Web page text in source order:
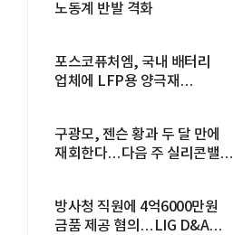
노동계 반발 격화
포스코퓨처엠, 국내 배터리
업체에 LFP용 양극재
구광모, 젠슨 황과 두 달 만에
재회한다…다음 주 실리콘밸리
방사청 직원에 4억6000만원
금품 제공 혐의…LIG D&A